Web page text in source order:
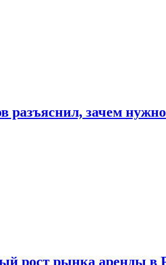
разъяснил, зачем
рост рынка аренды в